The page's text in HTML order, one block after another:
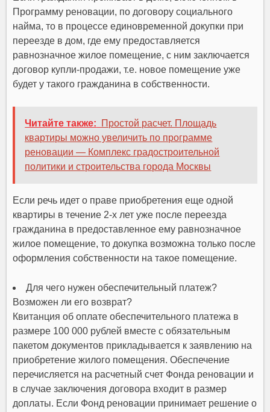
Программу реновации, по договору социального
найма, то в процессе единовременной докупки при
переезде в дом, где ему предоставляется
равнозначное жилое помещение, с ним заключается
договор купли-продажи, т.е. новое помещение уже
будет у такого гражданина в собственности.
Читайте также:
Простой расчет. Площадь
квартиры можно увеличить по программе
реновации — Комплекс градостроительной
политики и строительства города Москвы
Если речь идет о праве приобретения еще одной
квартиры в течение 2-х лет уже после переезда
гражданина в предоставленное ему равнозначное
жилое помещение, то докупка возможна только после
оформления собственности на такое помещение.
Для чего нужен обеспечительный платеж?
Возможен ли его возврат?
Квитанция об оплате обеспечительного платежа в
размере 100 000 рублей вместе с обязательным
пакетом документов прикладывается к заявлению на
приобретение жилого помещения. Обеспечение
перечисляется на расчетный счет Фонда реновации и
в случае заключения договора входит в размер
доплаты. Если Фонд реновации принимает решение о